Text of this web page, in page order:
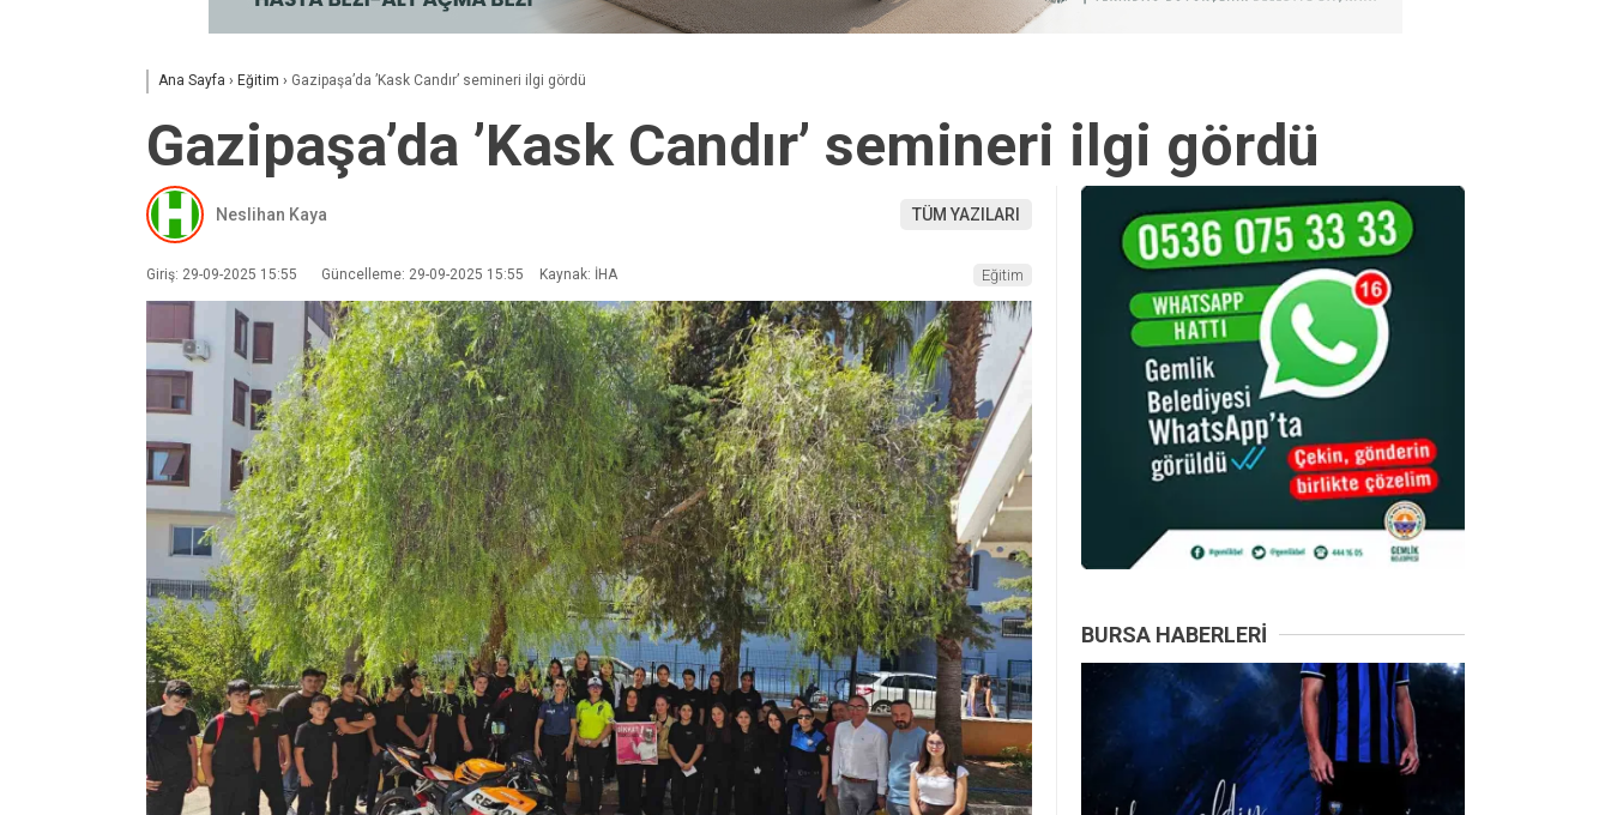
Ana Sayfa › Eğitim › Gazipaşa’da ’Kask Candır’ semineri ilgi gördü
Gazipaşa’da ’Kask Candır’ semineri ilgi gördü
Neslihan Kaya TÜM YAZILARI
Giriş: 29-09-2025 15:55 Güncelleme: 29-09-2025 15:55 Kaynak: İHA Eğitim
BURSA HABERLERI